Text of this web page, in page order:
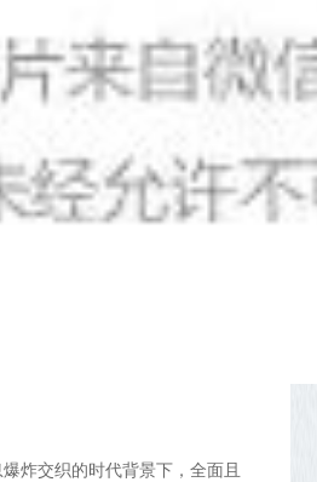
炸交织的时代背景下，全面且